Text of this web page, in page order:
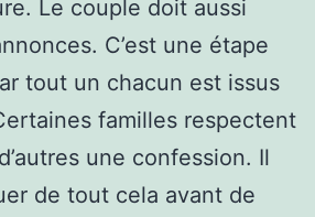
Le couple doit aussi
C’est une étape
tout un chacun est issus
familles respectent
une confession. Il
de tout cela avant de